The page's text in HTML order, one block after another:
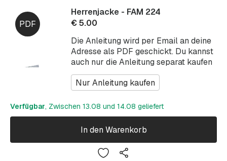
Die Anleitung wird per Email an deine
Adresse als PDF geschickt. Du kannst
auch nur die Anleitung separat kaufen
Nur Anleitung kaufen
Herrenjacke - FAM 224
€5.00
Verfügbar, Zwischen 13.08 und 14.08 geliefert
In den Warenkorb